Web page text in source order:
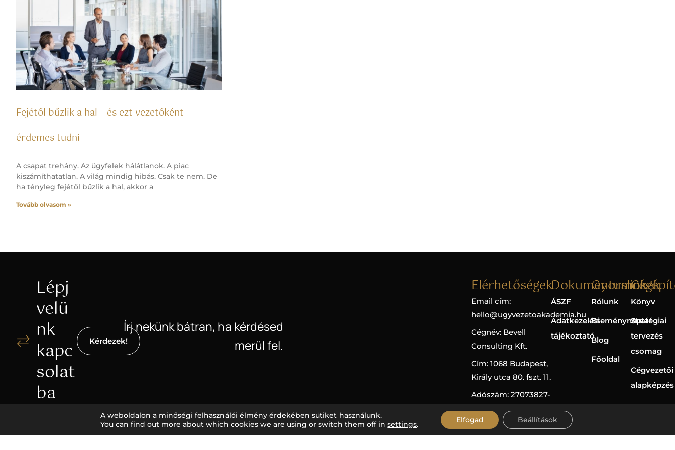
Fejétől bűzlik a hal – és ezt vezetőként
érdemes tudni
A csapat trehány. Az ügyfelek hálátlanok. A piac
kiszámíthatatlan. A világ mindig hibás. Csak te nem. De
ha tényleg fejétől bűzlik a hal, akkor a
Tovább olvasom »
Lépj
velü
nk
kapc
solat
ba
Kérdezek!
Írj nekünk bátran, ha kérdésed
merül fel.
Elérhetőségek
Email cím:
hello@ugyvezetoakademia.hu
Cégnév: Bevell
Consulting Kft.
Cím: 1068 Budapest,
Király utca 80. fszt. 11.
Adószám: 27073827-
Dokumentumok
ÁSZF
Adatkezelési
tájékoztató
Gyorslinkek
Rólunk
Eseménynaptár
Blog
Főoldal
Könyv
Stratégiai
tervezés
csomag
Cégvezetői
alapképzés
A weboldalon a minőségi felhasználói élmény érdekében sütiket használunk.
You can find out more about which cookies we are using or switch them off insettings. Elfogad Beállítások